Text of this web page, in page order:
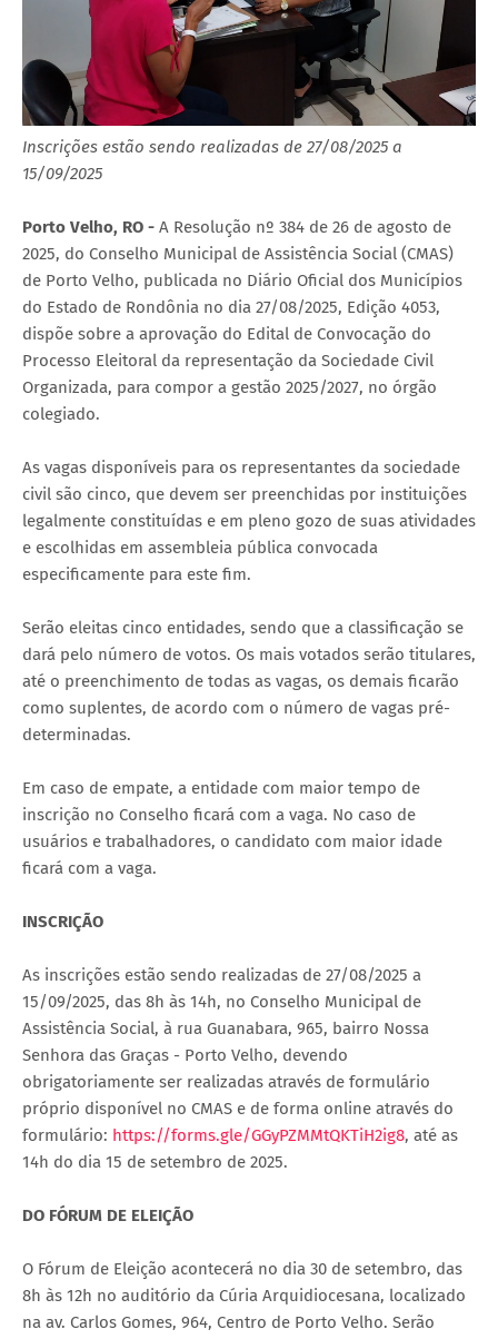
Inscrições estão sendo realizadas de 27/08/2025 a
15/09/2025
Porto Velho, RO - A Resolução nº 384 de 26 de agosto de
2025, do Conselho Municipal de Assistência Social (CMAS)
de Porto Velho, publicada no Diário Oficial dos Municípios
do Estado de Rondônia no dia 27/08/2025, Edição 4053,
dispõe sobre a aprovação do Edital de Convocação do
Processo Eleitoral da representação da Sociedade Civil
Organizada, para compor a gestão 2025/2027, no órgão
colegiado.
As vagas disponíveis para os representantes da sociedade
civil são cinco, que devem ser preenchidas por instituições
legalmente constituídas e em pleno gozo de suas atividades
e escolhidas em assembleia pública convocada
especificamente para este fim.
Serão eleitas cinco entidades, sendo que a classificação se
dará pelo número de votos. Os mais votados serão titulares,
até o preenchimento de todas as vagas, os demais ficarão
como suplentes, de acordo com o número de vagas pré-
determinadas.
Em caso de empate, a entidade com maior tempo de
inscrição no Conselho ficará com a vaga. No caso de
usuários e trabalhadores, o candidato com maior idade
ficará com a vaga.
INSCRIÇÃO
As inscrições estão sendo realizadas de 27/08/2025 a
15/09/2025, das 8h às 14h, no Conselho Municipal de
Assistência Social, à rua Guanabara, 965, bairro Nossa
Senhora das Graças - Porto Velho, devendo
obrigatoriamente ser realizadas através de formulário
próprio disponível no CMAS e de forma online através do
formulário: https://forms.gle/GGyPZMMtQKTiH2ig8, até as
14h do dia 15 de setembro de 2025.
DO FÓRUM DE ELEIÇÃO
O Fórum de Eleição acontecerá no dia 30 de setembro, das
8h às 12h no auditório da Cúria Arquidiocesana, localizado
na av. Carlos Gomes, 964, Centro de Porto Velho. Serão